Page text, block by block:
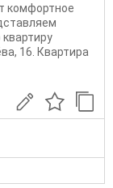
комфортное
16. Квартира